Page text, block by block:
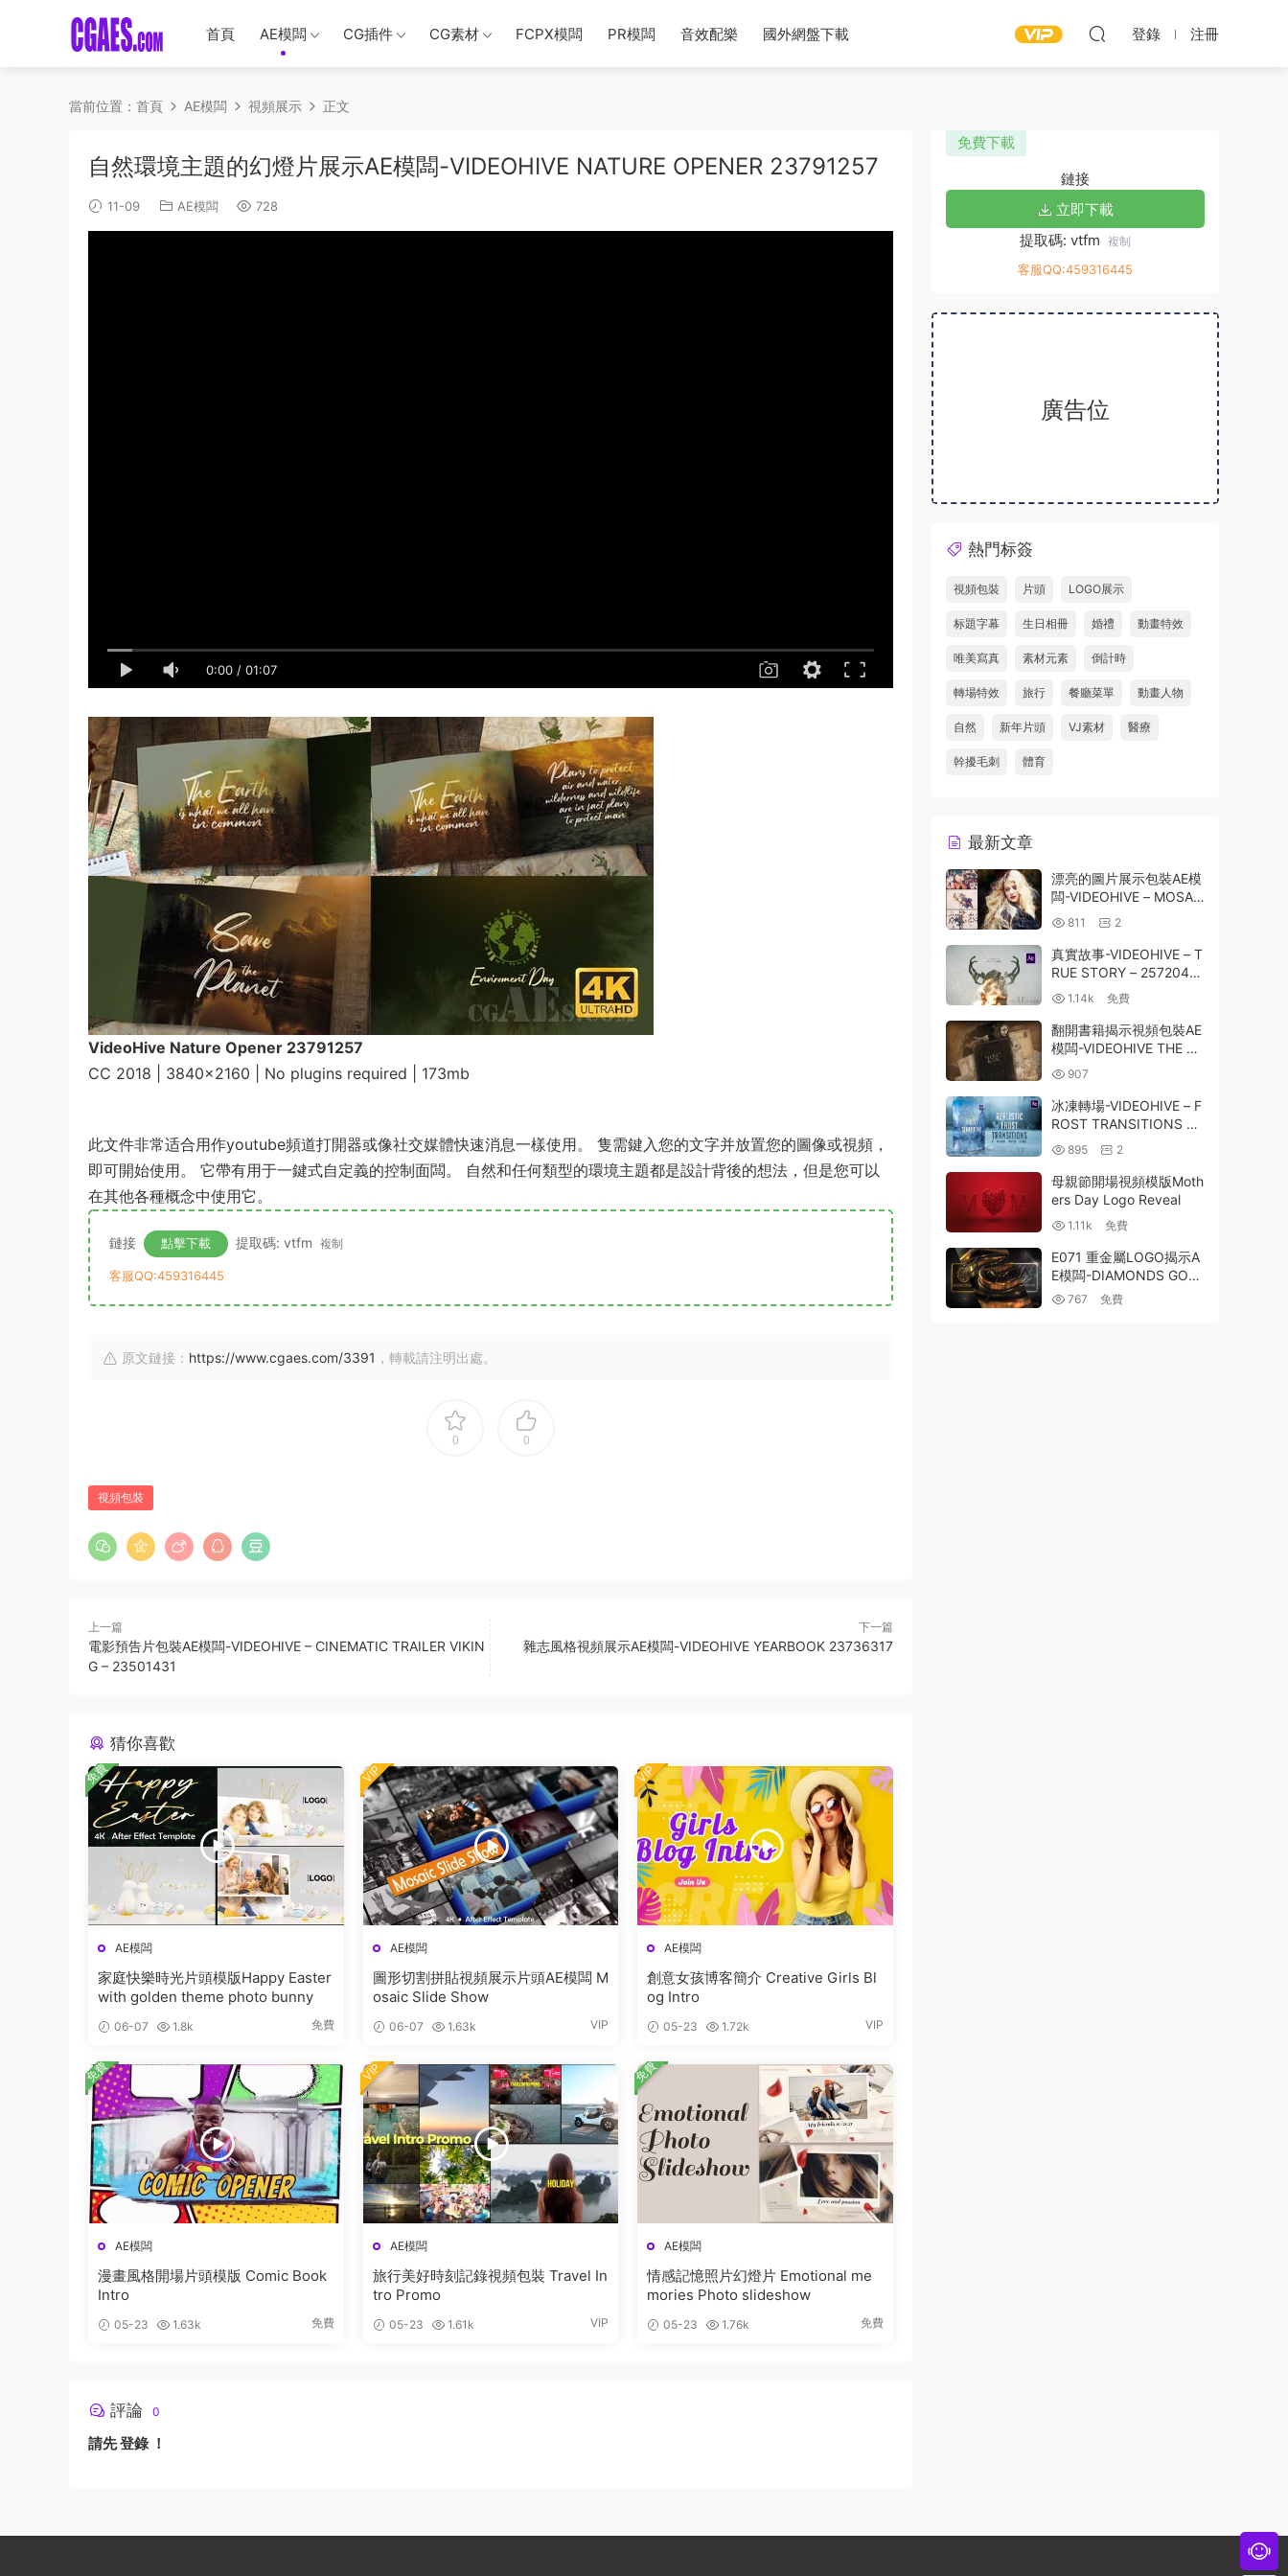
首頁 AE模闆 CG插件 CG素材 FCPX模闆 PR模闆 音效配樂 國外網盤下載 登錄 注冊
當前位置： 首頁 AE模闆 視頻展示 正文
自然環境主題的幻燈片展示AE模闆-VIDEOHIVE NATURE OPENER 23791257
11-09 AE模闆 728
0:00 / 01:07
VideoHive Nature Opener 23791257
CC 2018 | 3840×2160 | No plugins required | 173mb
此文件非常适合用作youtube頻道打開器或像社交媒體快速消息一樣使用。 隻需鍵入您的文字并放置您的圖像或視頻，
即可開始使用。 它帶有用于一鍵式自定義的控制面闆。 自然和任何類型的環境主題都是設計背後的想法，但是您可以
在其他各種概念中使用它。
鏈接 點擊下載 提取碼: vtfm 複制
客服QQ:459316445
原文鏈接： https://www.cgaes.com/3391 ，轉載請注明出處。
0 0
視頻包裝
上一篇
電影預告片包裝AE模闆-VIDEOHIVE – CINEMATIC TRAILER VIKIN
G – 23501431
下一篇
雜志風格視頻展示AE模闆-VIDEOHIVE YEARBOOK 23736317
猜你喜歡
AE模闆
家庭快樂時光片頭模版Happy Easter
with golden theme photo bunny
06-07 1.8k 免費
免費
AE模闆
圖形切割拼貼視頻展示片頭AE模闆 M
osaic Slide Show
06-07 1.63k VIP
VIP
AE模闆
創意女孩博客簡介 Creative Girls Bl
og Intro
05-23 1.72k VIP
VIP
AE模闆
漫畫風格開場片頭模版 Comic Book
Intro
05-23 1.63k 免費
免費
AE模闆
旅行美好時刻記錄視頻包裝 Travel In
tro Promo
05-23 1.61k VIP
VIP
AE模闆
情感記憶照片幻燈片 Emotional me
mories Photo slideshow
05-23 1.76k 免費
免費
評論 0
請先登錄！
免費下載
鏈接
立即下載
提取碼: vtfm 複制
客服QQ:459316445
廣告位
熱門标簽
視頻包裝 片頭 LOGO展示
标題字幕 生日相冊 婚禮 動畫特效
唯美寫真 素材元素 倒計時
轉場特效 旅行 餐廳菜單 動畫人物
自然 新年片頭 VJ素材 醫療
幹擾毛刺 體育
最新文章
漂亮的圖片展示包裝AE模
闆-VIDEOHIVE – MOSAI
C PHOTO ANIMATION 2
7441883
811 2
真實故事-VIDEOHIVE – T
RUE STORY – 2572048
8 1.14k 免費
翻開書籍揭示視頻包裝AE
模闆-VIDEOHIVE THE SE
CRET BOOK 10677717
907
冰凍轉場-VIDEOHIVE – F
ROST TRANSITIONS 25
049928
895 2
母親節開場視頻模版Moth
ers Day Logo Reveal
1.11k 免費
E071 重金屬LOGO揭示A
E模闆-DIAMONDS GOL
D & SILVER LOGO
767 免費